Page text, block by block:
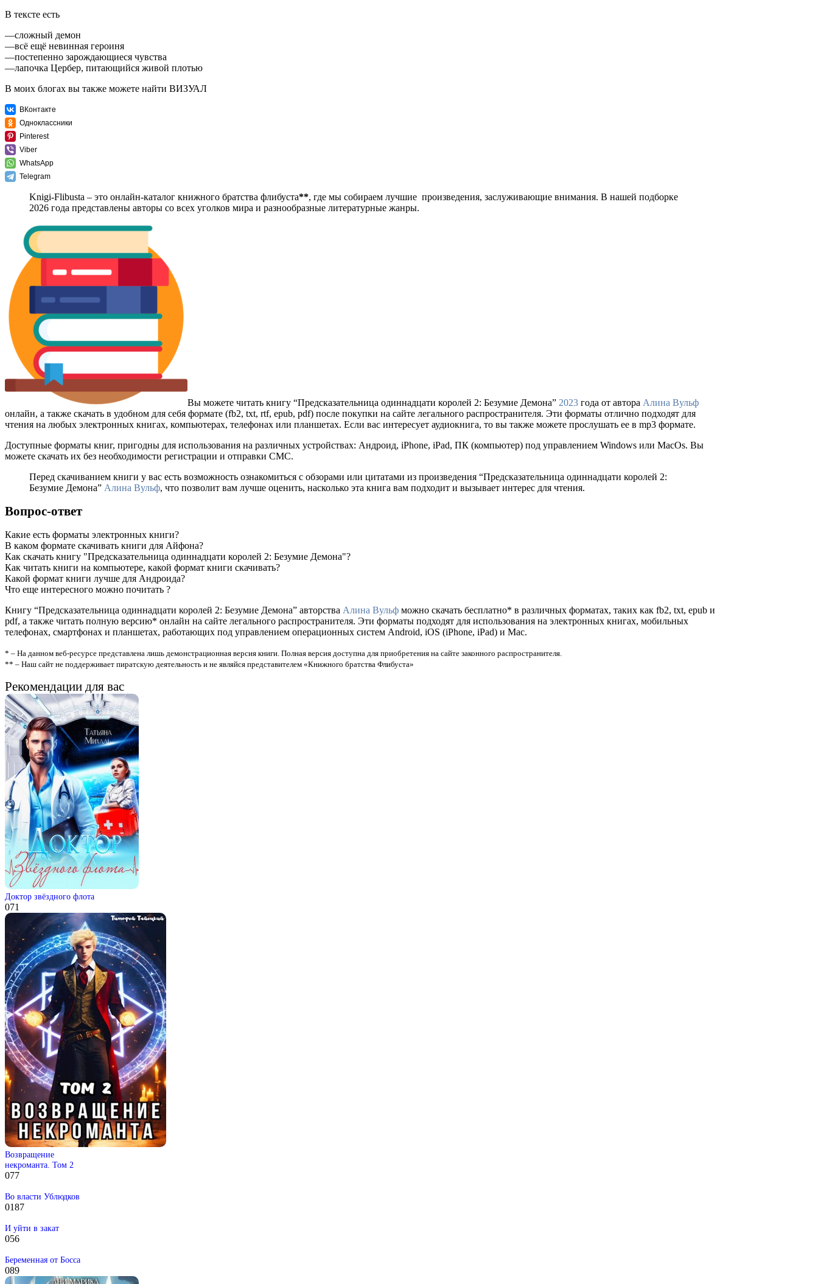
В тексте есть
—сложный демон
—всё ещё невинная героиня
—постепенно зарождающиеся чувства
—лапочка Цербер, питающийся живой плотью
В моих блогах вы также можете найти ВИЗУАЛ
ВКонтакте
Одноклассники
Pinterest
Viber
WhatsApp
Telegram
Knigi-Flibusta – это онлайн-каталог книжного братства флибуста**, где мы собираем лучшие произведения, заслуживающие внимания. В нашей подборке
2026 года представлены авторы со всех уголков мира и разнообразные литературные жанры.
Вы можете читать книгу “Предсказательница одиннадцати королей 2: Безумие Демона” 2023 года от автора Алина Вульф
онлайн, а также скачать в удобном для себя формате (fb2, txt, rtf, epub, pdf) после покупки на сайте легального распространителя. Эти форматы отлично подходят для
чтения на любых электронных книгах, компьютерах, телефонах или планшетах. Если вас интересует аудиокнига, то вы также можете прослушать ее в mp3 формате.
Доступные форматы книг, пригодны для использования на различных устройствах: Андроид, iPhone, iPad, ПК (компьютер) под управлением Windows или MacOs. Вы
можете скачать их без необходимости регистрации и отправки СМС.
Перед скачиванием книги у вас есть возможность ознакомиться с обзорами или цитатами из произведения “Предсказательница одиннадцати королей 2:
Безумие Демона” Алина Вульф, что позволит вам лучше оценить, насколько эта книга вам подходит и вызывает интерес для чтения.
Вопрос-ответ
Какие есть форматы электронных книги?
В каком формате скачивать книги для Айфона?
Как скачать книгу "Предсказательница одиннадцати королей 2: Безумие Демона"?
Как читать книги на компьютере, какой формат книги скачивать?
Какой формат книги лучше для Андроида?
Что еще интересного можно почитать ?
Книгу “Предсказательница одиннадцати королей 2: Безумие Демона” авторства Алина Вульф можно скачать бесплатно* в различных форматах, таких как fb2, txt, epub и
pdf, а также читать полную версию* онлайн на сайте легального распространителя. Эти форматы подходят для использования на электронных книгах, мобильных
телефонах, смартфонах и планшетах, работающих под управлением операционных систем Android, iOS (iPhone, iPad) и Mac.
* – На данном веб-ресурсе представлена лишь демонстрационная версия книги. Полная версия доступна для приобретения на сайте законного распространителя.
** – Наш сайт не поддерживает пиратскую деятельность и не являйся представителем «Книжного братства Флибуста»
Рекомендации для вас
Доктор звёздного флота
071
Возвращение
некроманта. Том 2
077
Во власти Ублюдков
0187
И уйти в закат
056
Беременная от Босса
089